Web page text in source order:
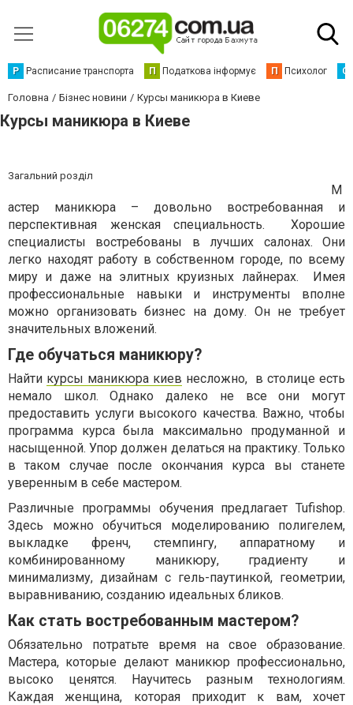
Р Расписание транспорта П Податкова інформує П Психолог С
Головна Бізнес новини Курсы маникюра в Киеве
Курсы маникюра в Киеве
Загальний розділ
М
астер маникюра – довольно востребованная и
перспективная женская специальность. Хорошие
специалисты востребованы в лучших салонах. Они
легко находят работу в собственном городе, по всему
миру и даже на элитных круизных лайнерах. Имея
профессиональные навыки и инструменты вполне
можно организовать бизнес на дому. Он не требует
значительных вложений.
Где обучаться маникюру?
Найти курсы маникюра киев несложно, в столице есть
немало школ. Однако далеко не все они могут
предоставить услуги высокого качества. Важно, чтобы
программа курса была максимально продуманной и
насыщенной. Упор должен делаться на практику. Только
в таком случае после окончания курса вы станете
уверенным в себе мастером.
Различные программы обучения предлагает Tufishop.
Здесь можно обучиться моделированию полигелем,
выкладке френч, стемпингу, аппаратному и
комбинированному маникюру, градиенту и
минимализму, дизайнам с гель-паутинкой, геометрии,
выравниванию, созданию идеальных бликов.
Как стать востребованным мастером?
Обязательно потратьте время на свое образование.
Мастера, которые делают маникюр профессионально,
высоко ценятся. Научитесь разным технологиям.
Каждая женщина, которая приходит к вам, хочет